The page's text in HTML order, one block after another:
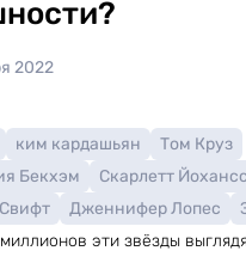
2022
ким кардашьян
Том Круз
Бекхэм
Скарлетт
Дженнифер Лопес
эти звёзды